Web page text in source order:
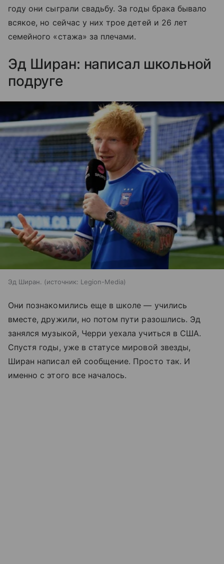
году они сыграли свадьбу. За годы брака бывало
всякое, но сейчас у них трое детей и 26 лет
семейного «стажа» за плечами.
Эд Ширан: написал школьной
подруге
Эд Ширан. источник: Legion-Media
Они познакомились еще в школе — учились
вместе, дружили, но потом пути разошлись. Эд
занялся музыкой, Черри уехала учиться в США.
Спустя годы, уже в статусе мировой звезды,
Ширан написал ей сообщение. Просто так. И
именно с этого все началось.